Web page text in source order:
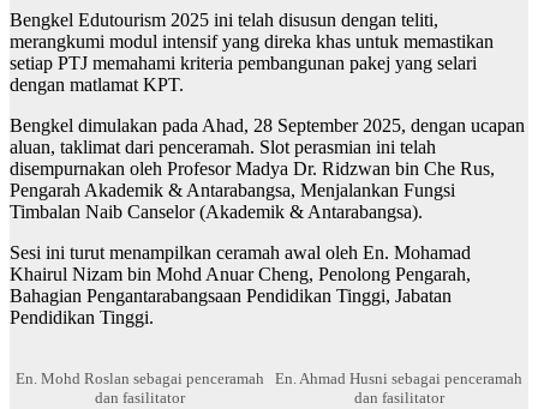
Bengkel Edutourism 2025 ini telah disusun dengan teliti,
merangkumi modul intensif yang direka khas untuk memastikan
setiap PTJ memahami kriteria pembangunan pakej yang selari
dengan matlamat KPT.
Bengkel dimulakan pada Ahad, 28 September 2025, dengan ucapan
aluan, taklimat dari penceramah. Slot perasmian ini telah
disempurnakan oleh Profesor Madya Dr. Ridzwan bin Che Rus,
Pengarah Akademik & Antarabangsa, Menjalankan Fungsi
Timbalan Naib Canselor (Akademik & Antarabangsa).
Sesi ini turut menampilkan ceramah awal oleh En. Mohamad
Khairul Nizam bin Mohd Anuar Cheng, Penolong Pengarah,
Bahagian Pengantarabangsaan Pendidikan Tinggi, Jabatan
Pendidikan Tinggi.
En. Mohd Roslan sebagai penceramah
dan fasilitator
En. Ahmad Husni sebagai penceramah
dan fasilitator